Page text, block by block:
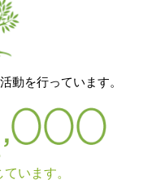
動を行っています。
,
います。